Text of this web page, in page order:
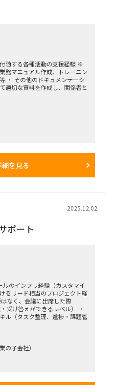
種ドキュメントの整備
般
随する各種活動の支援経験 ※
務マニュアル作成、トレーニン
・ その他のドキュメンテーシ
適切な資料を作成し、関係者と
いる本業にかかわる子会社はす
してUAT実行、業務設計、マ
ーション、トレーニング支援を
Go Liveは2027年1月予定）
（汐留のクライアントオフィ
を見る
2025.12.02
サポート
ルのインプリ経験（カスタマイ
るリード相当のプロジェクト経
なく、会議に出席した際
受け答えができるレベル） ・
ル（タスク整理、進捗・課題管
の子会社）